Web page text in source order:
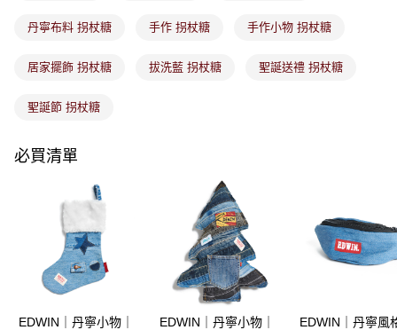
丹寧布料 拐杖糖 手作 拐杖糖 手作小物 拐杖糖
居家擺飾 拐杖糖 拔洗藍 拐杖糖 聖誕送禮 拐杖糖
聖誕節 拐杖糖
必買清單
EDWIN｜丹寧小物｜
EDWIN｜丹寧小物｜
EDWIN｜丹寧風